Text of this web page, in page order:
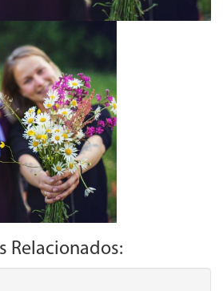
Relacionados: